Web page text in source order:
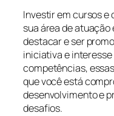
Investir em cursos
sua área de
destacar e ser
iniciativa e
competências,
que você está
desenvolvimento e
desafios.